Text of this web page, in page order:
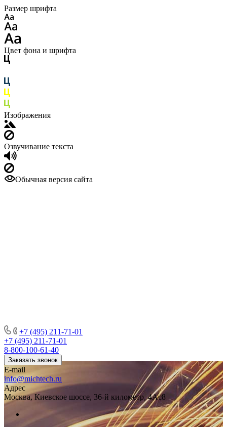
Размер шрифта
Цвет фона и шрифта
Изображения
Озвучивание текста
Обычная версия сайта
+7 (495) 211-71-01
+7 (495) 211-71-01
8-800-100-61-40
Заказать звонок
E-mail
info@michtech.ru
Адрес
Москва, Киевское шоссе, 36-й километр, 4Ас8